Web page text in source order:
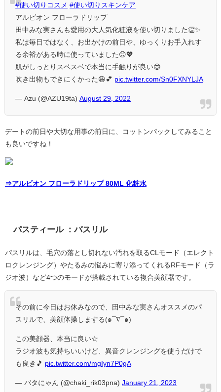
#使い切りコスメ #使い切りスキンケア
アルビオン フローラドリップ
田中みな実さんも愛用の大人気化粧液を使い切りました👏✨
私は毎日ではなく、お出かけの前日や、ゆっくりお手入れす
る余裕がある時に使っていました😊💖
肌がしっとりスベスベで本当に手触りが良い😍
吹き出物もできにくかった😆💕 pic.twitter.com/Sn0FXNYLJA
— Azu (@AZU19ta) August 29, 2022
デートの前日や大切な用事の前日に、コットンパックしてみること
も良いですね！
⇒アルビオン フローラドリップ 80ML 化粧水
パスティール ：パスリル
パスリルは、毛穴の落とし切れない汚れを取るCLモード（エレクト
ロクレンジング）やたるみの悩みに寄り添ってくれるRFモード（ラ
ジオ波）など4つのモードが搭載されている複合美顔器です。
その前に今日はお休みなので、田中みな実さんオススメのパ
スリルで、美顔体操しまする(๑¯∇¯๑)
この美顔器、本当に良い☆
ラジオ波も気持ちいいけど、異音クレンジングを使うだけで
も良き🎵 pic.twitter.com/mgIyn7P0gA
— バタにゃん (@chaki_rik03pna) January 21, 2023